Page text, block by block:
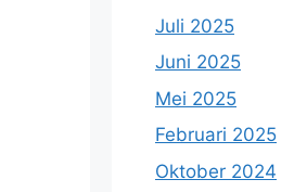
Juli 2025
Juni 2025
Mei 2025
Februari 2025
Oktober 2024